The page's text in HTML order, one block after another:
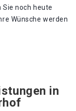
Sie noch heute
Wünsche werden
in